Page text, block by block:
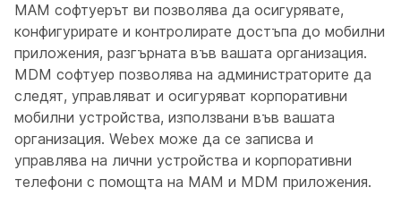
MAM софтуерът ви позволява да осигурявате,
конфигурирате и контролирате достъпа до мобилни
приложения, разгърната във вашата организация.
MDM софтуер позволява на администраторите да
следят, управляват и осигуряват корпоративни
мобилни устройства, използвани във вашата
организация. Webex може да се записва и
управлява на лични устройства и корпоративни
телефони с помощта на MAM и MDM приложения.